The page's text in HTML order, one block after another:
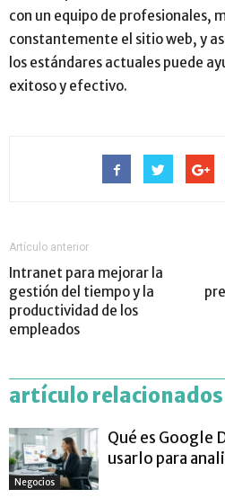
con un equipo de profesionales,
constantemente el sitio web, y
los estándares actuales puede
exitoso y efectivo.
Artículo anterior
Intranet para mejorar la
gestión del tiempo y la
productividad de los
empleados
artículo relacionados
Negocios
Qué es Google
usarlo para